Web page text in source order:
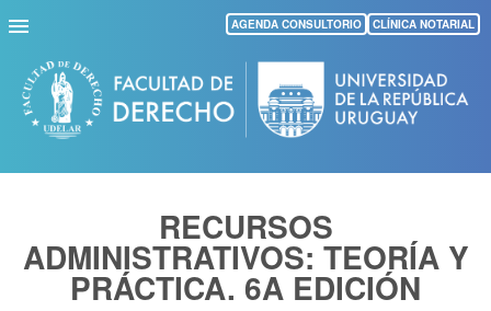
Pasar
al
contenido
principal
AGENDA CONSULTORIO CLÍNICA NOTARIAL
RECURSOS
ADMINISTRATIVOS: TEORÍA Y
PRÁCTICA. 6A EDICIÓN